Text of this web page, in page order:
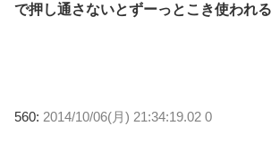
で押し通さないとずーっとこき使われ
560: 2014/10/06(月) 21:34:19.02 0